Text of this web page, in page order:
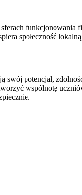
społeczność
swój potencjał,
wspólnotę